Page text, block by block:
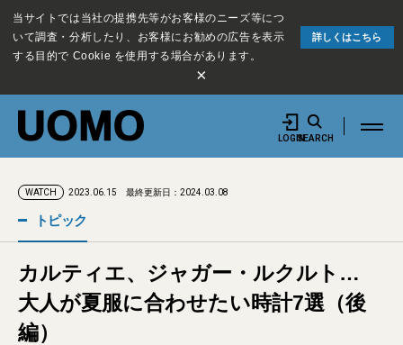
当サイトでは当社の提携先等がお客様のニーズ等につ
いて調査・分析したり、お客様にお勧めの広告を表示
する目的で Cookie を使用する場合があります。
詳しくはこちら
×
LOGINSEARCH
WATCH 2023.06.15 最終更新日：2024.03.08
トピック
カルティエ、ジャガー・ルクルト…
大人が夏服に合わせたい時計7選（後
編）